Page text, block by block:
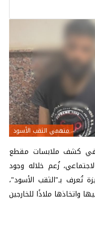
متهمي الثقب الأسود
في كشف ملابسات مقطع
زُعم خلاله وجود
تُعرف بـ"الثقب الأسود"،
واتخاذها ملاذًا للخارجين